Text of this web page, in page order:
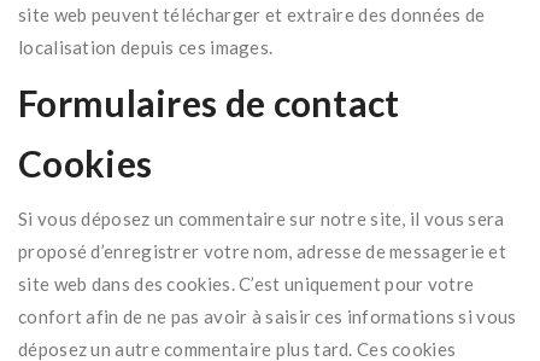
site web peuvent télécharger et extraire des données de
localisation depuis ces images.
Formulaires de contact
Cookies
Si vous déposez un commentaire sur notre site, il vous sera
proposé d’enregistrer votre nom, adresse de messagerie et
site web dans des cookies. C’est uniquement pour votre
confort afin de ne pas avoir à saisir ces informations si vous
déposez un autre commentaire plus tard. Ces cookies